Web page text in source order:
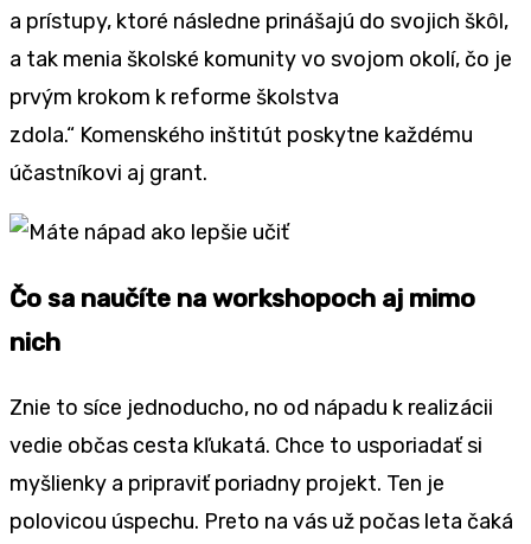
a prístupy, ktoré následne prinášajú do svojich škôl,
a tak menia školské komunity vo svojom okolí, čo je
prvým krokom k reforme školstva
zdola.“ Komenského inštitút poskytne každému
účastníkovi aj grant.
Čo sa naučíte na workshopoch aj mimo
nich
Znie to síce jednoducho, no od nápadu k realizácii
vedie občas cesta kľukatá. Chce to usporiadať si
myšlienky a pripraviť poriadny projekt. Ten je
polovicou úspechu. Preto na vás už počas leta čaká